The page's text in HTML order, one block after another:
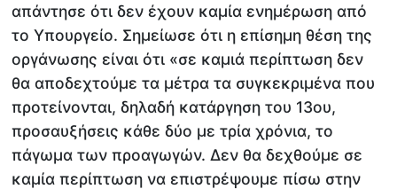
απάντησε ότι δεν έχουν καμία ενημέρωση από
το Υπουργείο. Σημείωσε ότι η επίσημη θέση της
οργάνωσης είναι ότι «σε καμιά περίπτωση δεν
θα αποδεχτούμε τα μέτρα τα συγκεκριμένα που
προτείνονται, δηλαδή κατάργηση του 13ου,
προσαυξήσεις κάθε δύο με τρία χρόνια, το
πάγωμα των προαγωγών. Δεν θα δεχθούμε σε
καμία περίπτωση να επιστρέψουμε πίσω στην